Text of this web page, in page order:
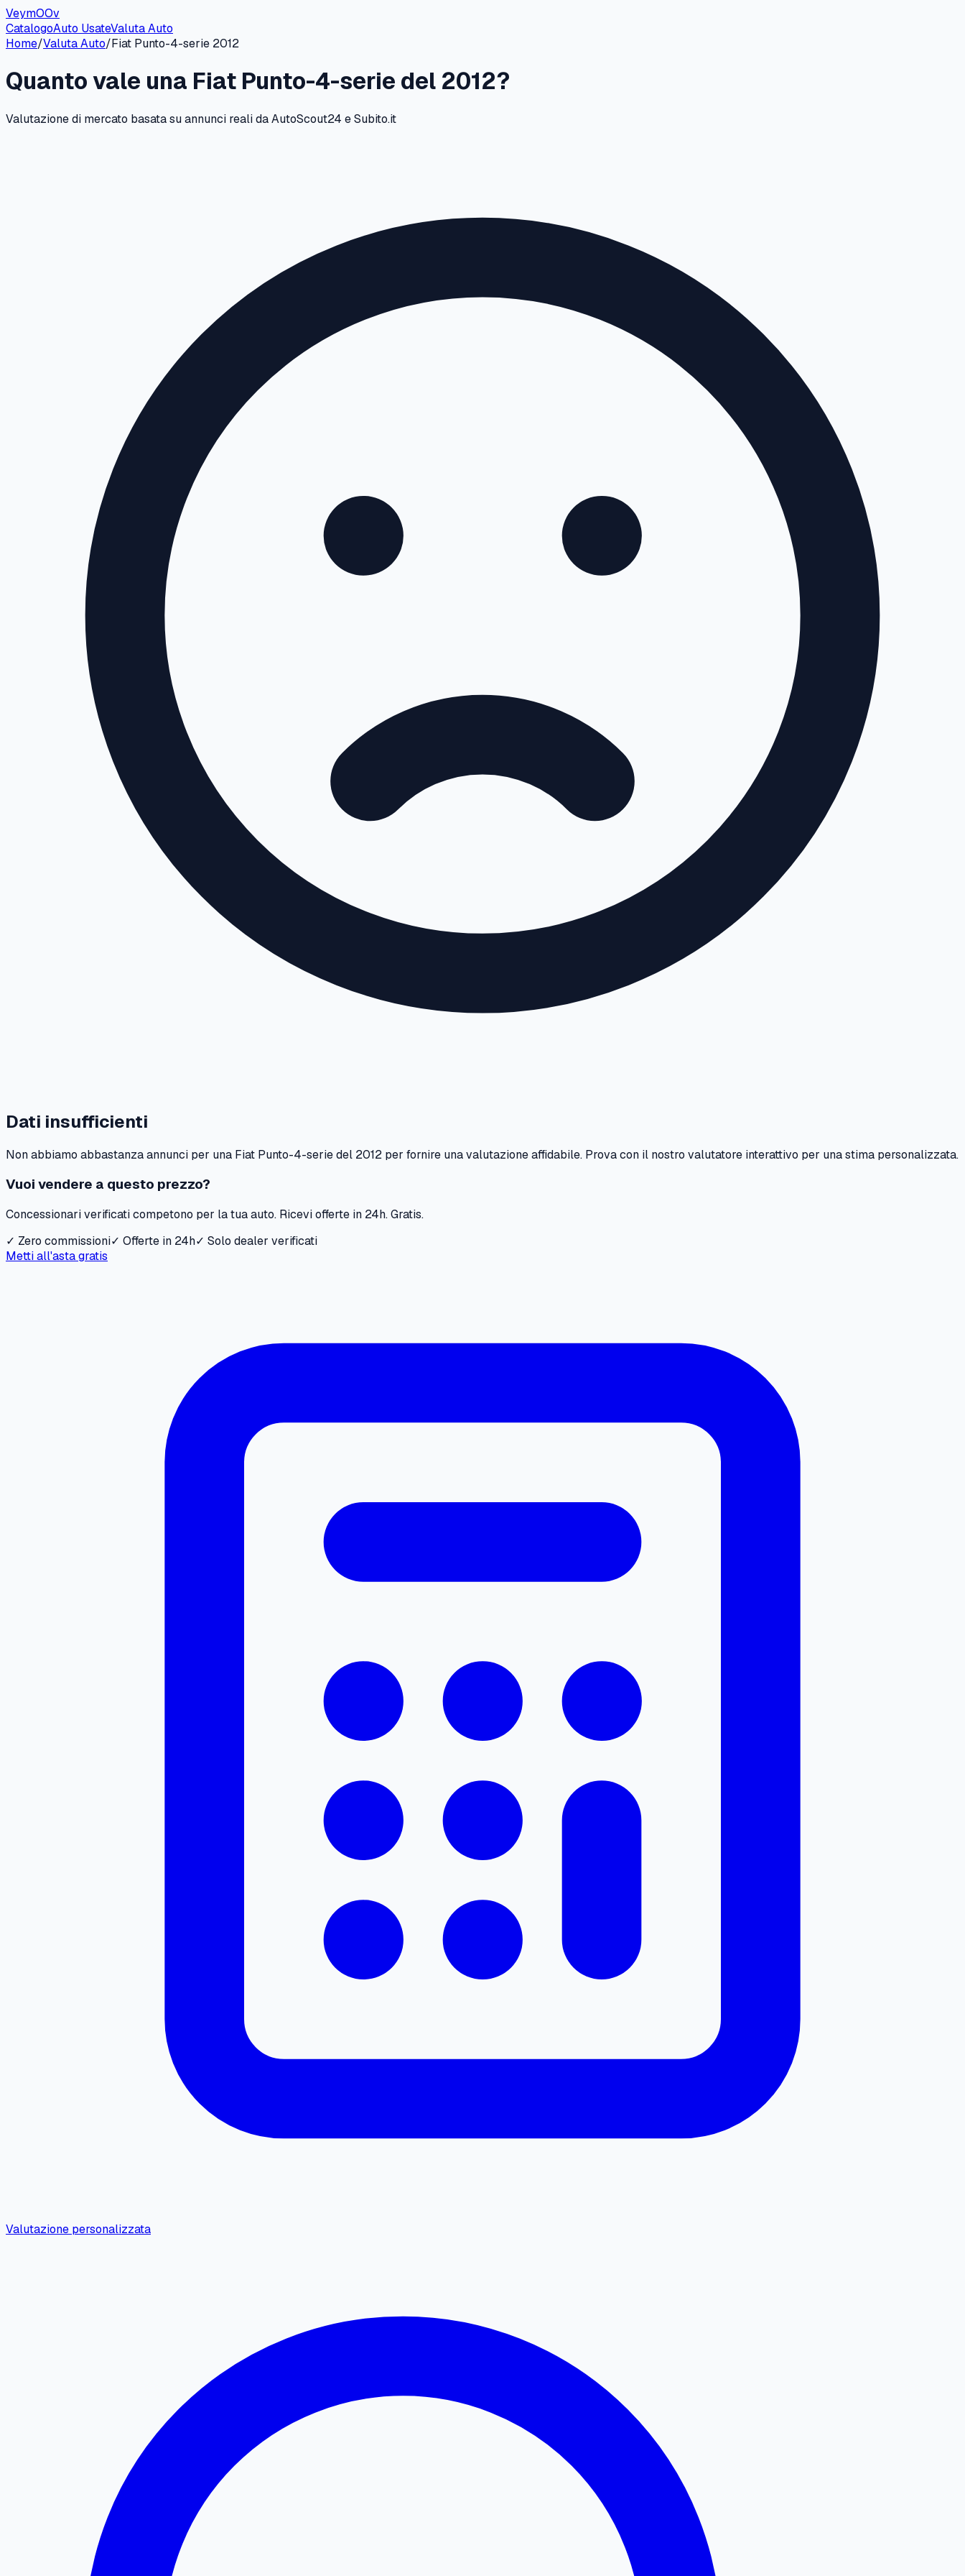
VeymOOv
CatalogoAuto UsateValuta Auto
Home/Valuta Auto/Fiat Punto-4-serie 2012
Quanto vale una Fiat Punto-4-serie del 2012?
Valutazione di mercato basata su annunci reali da AutoScout24 e Subito.it
Dati insufficienti
Non abbiamo abbastanza annunci per una Fiat Punto-4-seriedel 2012 per fornire una valutazione affidabile. Prova con il nostro valutatore interattivo per una stima personalizzata.
Vuoi vendere a questo prezzo?
Concessionari verificati competono per la tua auto. Ricevi offerte in 24h. Gratis.
✓ Zero commissioni✓ Offerte in 24h✓ Solo dealer verificati
Metti all'asta gratis
Valutazione personalizzata